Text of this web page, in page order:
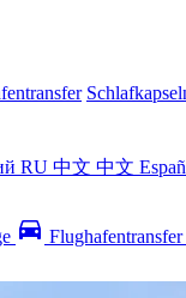
RU 中文 中文
directions_car Flughafentransfer